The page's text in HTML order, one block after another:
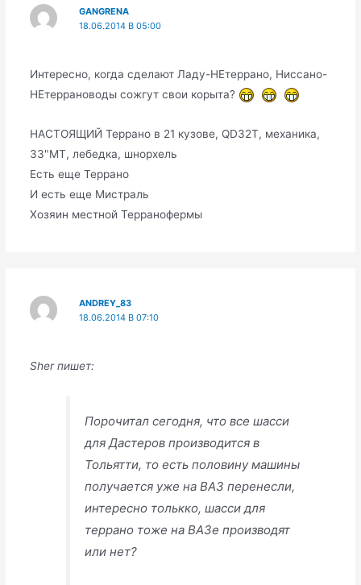
GANGRENA
18.06.2014 В 05:00
Интересно, когда сделают Ладу-НЕтеррано, Ниссано-
НЕтеррановоды сожгут свои корыта?
НАСТОЯЩИЙ Террано в 21 кузове, QD32T, механика,
33"МТ, лебедка, шнорхель
Есть еще Террано
И есть еще Мистраль
Хозяин местной Терранофермы
ANDREY_83
18.06.2014 В 07:10
Sher пишет:
Порочитал сегодня, что все шасси
для Дастеров производится в
Тольятти, то есть половину машины
получается уже на ВАЗ перенесли,
интересно толькко, шасси для
террано тоже на ВАЗе производят
или нет?